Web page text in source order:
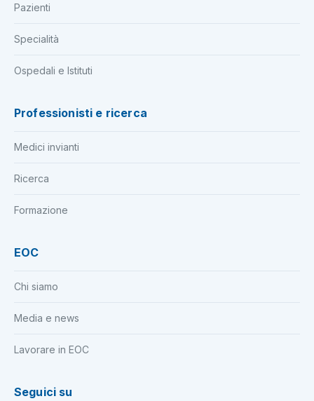
Pazienti
Specialità
Ospedali e Istituti
Professionisti e ricerca
Medici invianti
Ricerca
Formazione
EOC
Chi siamo
Media e news
Lavorare in EOC
Seguici su